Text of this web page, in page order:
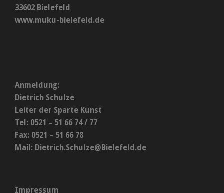
33602 Bielefeld
www.muku-bielefeld.de
Anmeldung:
Dietrich Schulze
Leiter der Sparte Kunst
Tel: 0521 – 51 66 74 / 77
Fax: 0521 – 51 66 78
Mail: Dietrich.Schulze@Bielefeld.de
Impressum